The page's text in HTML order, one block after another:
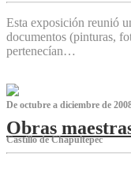
Esta exposición reunió
documentos (pinturas,
pertenecían…
De octubre a diciembre de
Obras
Castillo de Chapultepec